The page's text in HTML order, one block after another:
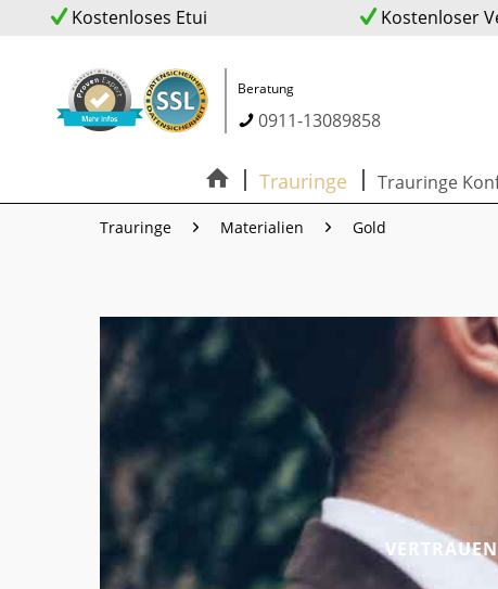
Kostenloses Etui Kostenloser
Beratung
0911-13089858
Trauringe Trauringe
Trauringe Materialien Gold